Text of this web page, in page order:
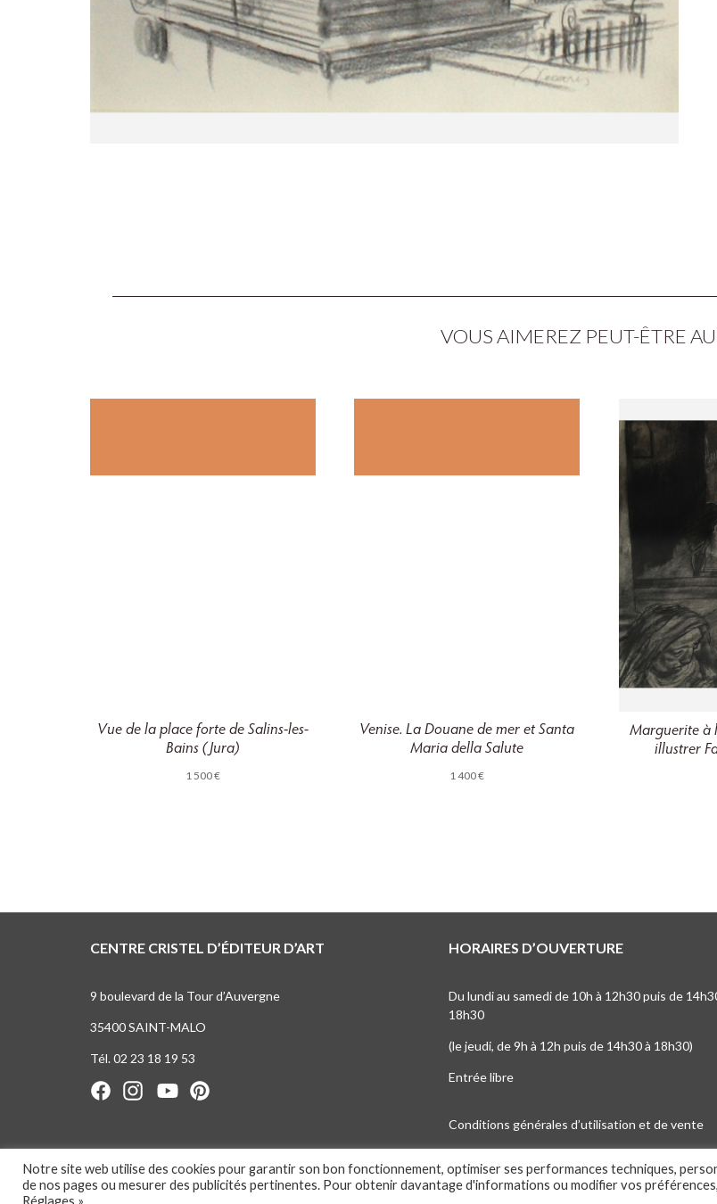
VOUS AIMEREZ PEUT-ÊTRE
Vue de la place forte de Salins-les-
Bains (Jura)
1 500€
Venise. La Douane de mer et Santa
Maria della Salute
1 400€
Marguerite à
illustrer
CENTRE CRISTEL D’ÉDITEUR D’ART
9 boulevard de la Tour d’Auvergne
35400 SAINT-MALO
Tél. 02 23 18 19 53
HORAIRES D’OUVERTURE
Du lundi au samedi de 10h à 12h30 puis de
18h30
(le jeudi, de 9h à 12h puis de 14h30 à 18h30)
Entrée libre
Conditions générales d’utilisation et de vente
Notre site web utilise des cookies pour garantir son bon fonctionnement, optimiser ses performances techniques,
de nos pages ou mesurer des publicités pertinentes. Pour obtenir davantage d'informations ou modifier vos
Réglages ».